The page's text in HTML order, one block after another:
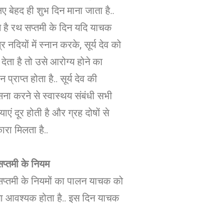
बेहद ही शुभ दिन माना जाता है..
रथ सप्तमी के दिन यदि याचक
नदियों में स्नान करके, सूर्य देव को
देता है तो उसे आरोग्य होने का
प्राप्त होता है.. सूर्य देव की
करने से स्वास्थय संबंधी सभी
दूर होती है और ग्रह दोषों से
मिलता है..
के नियम
के नियमों का पालन याचक को
आवश्यक होता है.. इस दिन याचक